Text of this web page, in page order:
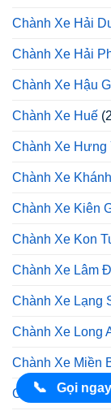
📞 Gọi ngay
Chành Xe Hải
Chành Xe Hải
Chành Xe Hậu
Chành Xe Huế
Chành Xe Hưng
Chành Xe
Chành Xe Kiên
Chành Xe Kon
Chành Xe Lâm
Chành Xe Lạng
Chành Xe Long
Chành Xe Miền
Chành Xe Miền